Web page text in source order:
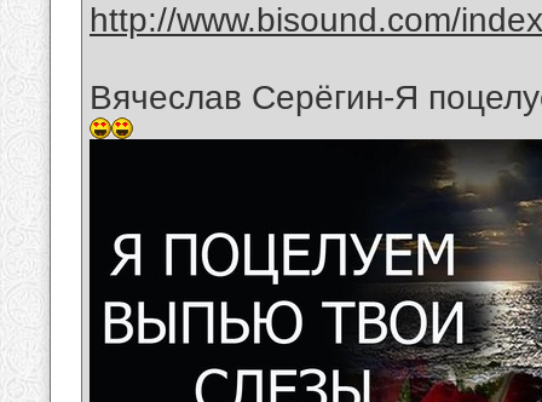
http://www.bisound.com/
Вячеслав Серёгин-Я